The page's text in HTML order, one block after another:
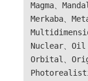
Magma、
Merkaba、
Nuclear、Oil
Orbital、